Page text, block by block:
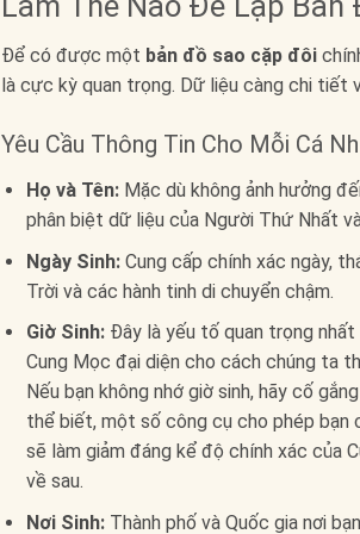
Để có được một bản đồ sao cặp đôi
là cực kỳ quan trọng. Dữ liệu càng chi tiết
Yêu Cầu Thông Tin Cho Mỗi Cá
Họ và Tên:Mặc dù không ảnh hưởng
phân biệt dữ liệu của Người Thứ Nhất
Ngày Sinh:Cung cấp chính xác ngày,
Trời và các hành tinh di chuyển chậm.
Giờ Sinh:Đây là yếu tố quan trọng nhất
Cung Mọc đại diện cho cách chúng ta
Nếu bạn không nhớ giờ sinh, hãy cố
thể biết, một số công cụ cho phép bạn
sẽ làm giảm đáng kể độ chính xác của
về sau.
Nơi Sinh:Thành phố và Quốc gia nơi